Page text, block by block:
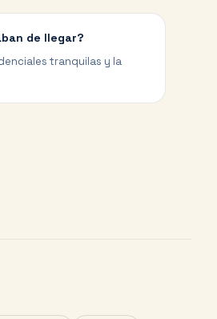
de llegar?
tranquilas y la